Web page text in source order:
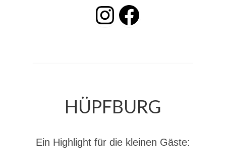
Dienstplan Dekon-Zug
INSTAGRAM Facebook
HÜPFBURG
Ein Highlight für die kleinen Gäste: